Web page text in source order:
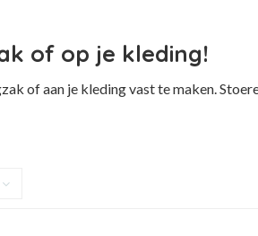
of op je kleding!
of aan je kleding vast te maken.